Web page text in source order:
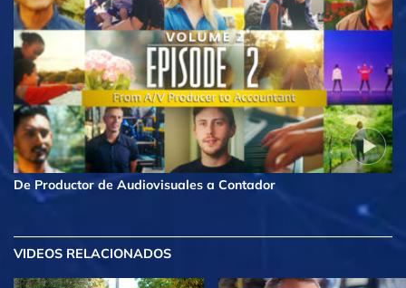
De Productor de Audiovisuales a Contador
VIDEOS RELACIONADOS